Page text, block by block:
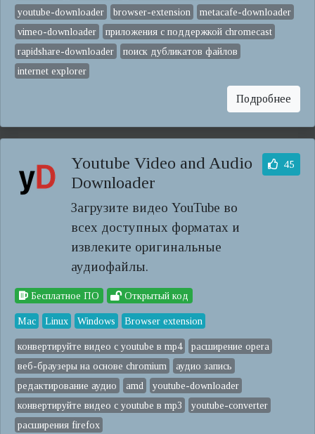
youtube-downloader
browser-extension
metacafe-downloader
vimeo-downloader
приложения с поддержкой chromecast
rapidshare-downloader
поиск дубликатов файлов
internet explorer
Подробнее
Youtube Video and Audio
Downloader
Загрузите видео YouTube во
всех доступных форматах и ​​
извлеките оригинальные
аудиофайлы.
45
Бесплатное ПО Открытый код
Mac Linux Windows Browser extension
конвертируйте видео с youtube в mp4
расширение opera
веб-браузеры на основе chromium
аудио запись
редактирование аудио
amd
youtube-downloader
конвертируйте видео с youtube в mp3
youtube-converter
расширения firefox